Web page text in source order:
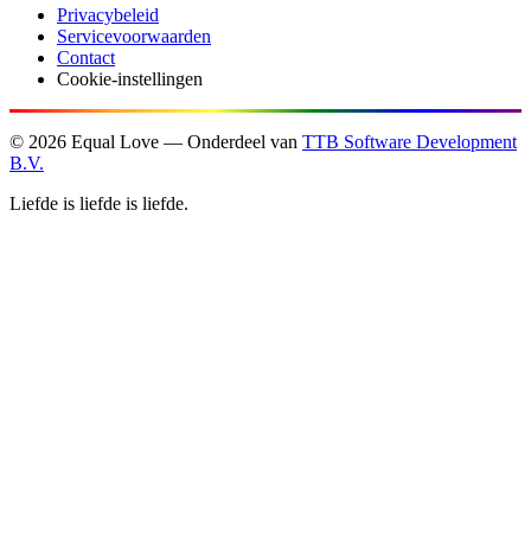
Privacybeleid
Servicevoorwaarden
Contact
Cookie-instellingen
© 2026 Equal Love — Onderdeel van TTB Software Development
B.V.
Liefde is liefde is liefde.